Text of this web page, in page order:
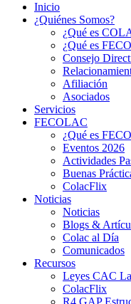
Inicio
¿Quiénes Somos?
¿Qué es
¿Qué es
Consejo
Afiliación
Asociados
Servicios
FECOLAC
¿Qué es
Eventos 2026
Actividades
Buenas
ColacFlix
Noticias
Noticias
Blogs &
Colac al Día
Comunicados
Recursos
Leyes CAC
ColacFlix
R4 GAP